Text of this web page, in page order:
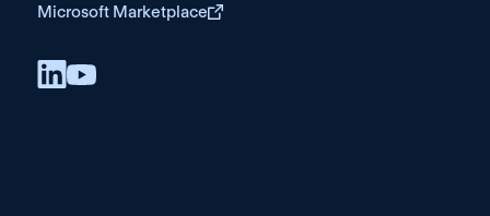
Microsoft Marketplace